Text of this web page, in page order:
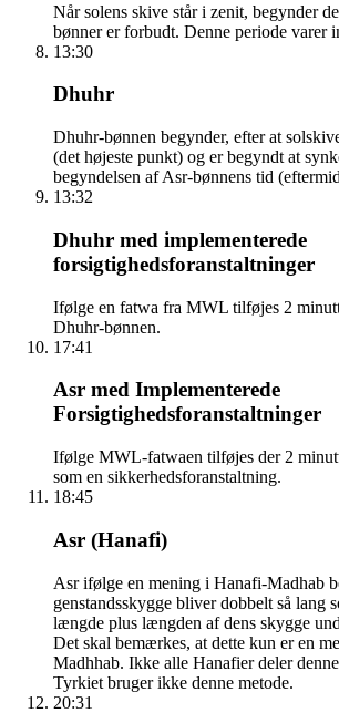
Når solens skive står i zenit, begynder
bønner er forbudt. Denne periode varer
13:30
Dhuhr
Dhuhr-bønnen begynder, efter at
(det højeste punkt) og er begyndt at
begyndelsen af Asr-bønnens tid
13:32
Dhuhr med implementerede
forsigtighedsforanstaltninger
Ifølge en fatwa fra MWL tilføjes 2
Dhuhr-bønnen.
17:41
Asr med Implementerede
Forsigtighedsforanstaltninger
Ifølge MWL-fatwaen tilføjes der 2
som en sikkerhedsforanstaltning.
18:45
Asr (Hanafi)
Asr ifølge en mening i Hanafi-Madhab
genstandsskygge bliver dobbelt så lang
længde plus længden af dens skygge
Det skal bemærkes, at dette kun er en
Madhhab. Ikke alle Hanafier deler
Tyrkiet bruger ikke denne metode.
20:31